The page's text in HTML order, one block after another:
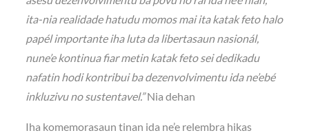
ita-nia realidade hatudu momos mai ita katak feto halo
papél importante iha luta da libertasaun nasionál,
nune’e kontinua fiar metin katak feto sei dedikadu
nafatin hodi kontribui ba dezenvolvimentu ida ne’ebé
inkluzivu no sustentavel.”Nia dehan
Iha komemorasaun tinan ida ne’e relembra hikas